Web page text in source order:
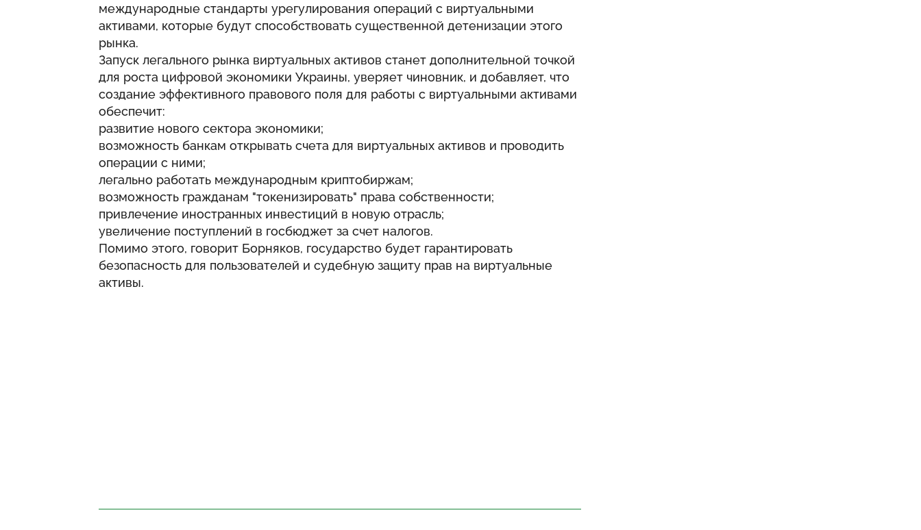
международные стандарты урегулирования операций с виртуальными
активами, которые будут способствовать существенной детенизации этого
рынка.
Запуск легального рынка виртуальных активов станет дополнительной точкой
для роста цифровой экономики Украины, уверяет чиновник, и добавляет, что
создание эффективного правового поля для работы с виртуальными активами
обеспечит:
развитие нового сектора экономики;
возможность банкам открывать счета для виртуальных активов и проводить
операции с ними;
легально работать международным криптобиржам;
возможность гражданам "токенизировать" права собственности;
привлечение иностранных инвестиций в новую отрасль;
увеличение поступлений в госбюджет за счет налогов.
Помимо этого, говорит Борняков, государство будет гарантировать
безопасность для пользователей и судебную защиту прав на виртуальные
активы.